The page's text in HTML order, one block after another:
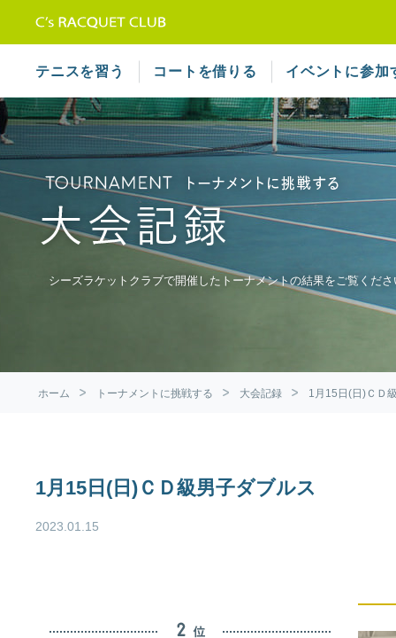
テニスを習う コートを借りる イベントに参加
シーズラケットクラブで開催したトーナメントの結果をご覧くださ
ホーム トーナメントに挑戦する 大会記録 1月15日(日)ＣＤ
1月15日(日)ＣＤ級男子ダブルス
2023.01.15